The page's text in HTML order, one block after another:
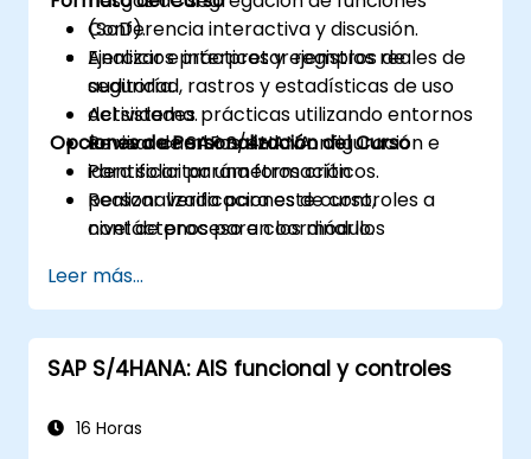
(SoD).
Analizar e interpretar registros de
seguridad, rastros y estadísticas de uso
del sistema.
Revisar cambios en la configuración e
identificar parámetros críticos.
Realizar verificaciones de controles a
nivel de proceso en los módulos
Documentar evidencias de auditoría y
preparar informes estructurados.
Conferencia interactiva y discusión.
Ejercicios prácticos y ejemplos reales de
auditoría.
Actividades prácticas utilizando entornos
en vivo de SAP S/4HANA.
Opciones de Personalización del Curso
Para solicitar una formación
personalizada para este curso,
contáctenos para coordinarlo.
Leer más...
SAP S/4HANA: AIS funcional y controles
16 Horas